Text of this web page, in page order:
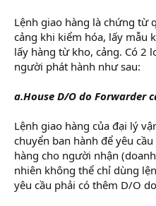
Lệnh giao hàng là chứng từ
cảng khi kiểm hóa, lấy mẫu
lấy hàng từ kho, cảng. Có 2
người phát hành như sau:
a.House D/O do Forwarder
Lệnh giao hàng của đại lý
chuyển ban hành để yêu
hàng cho người nhận
nhiên không thể chỉ dùng
yêu cầu phải có thêm D/O